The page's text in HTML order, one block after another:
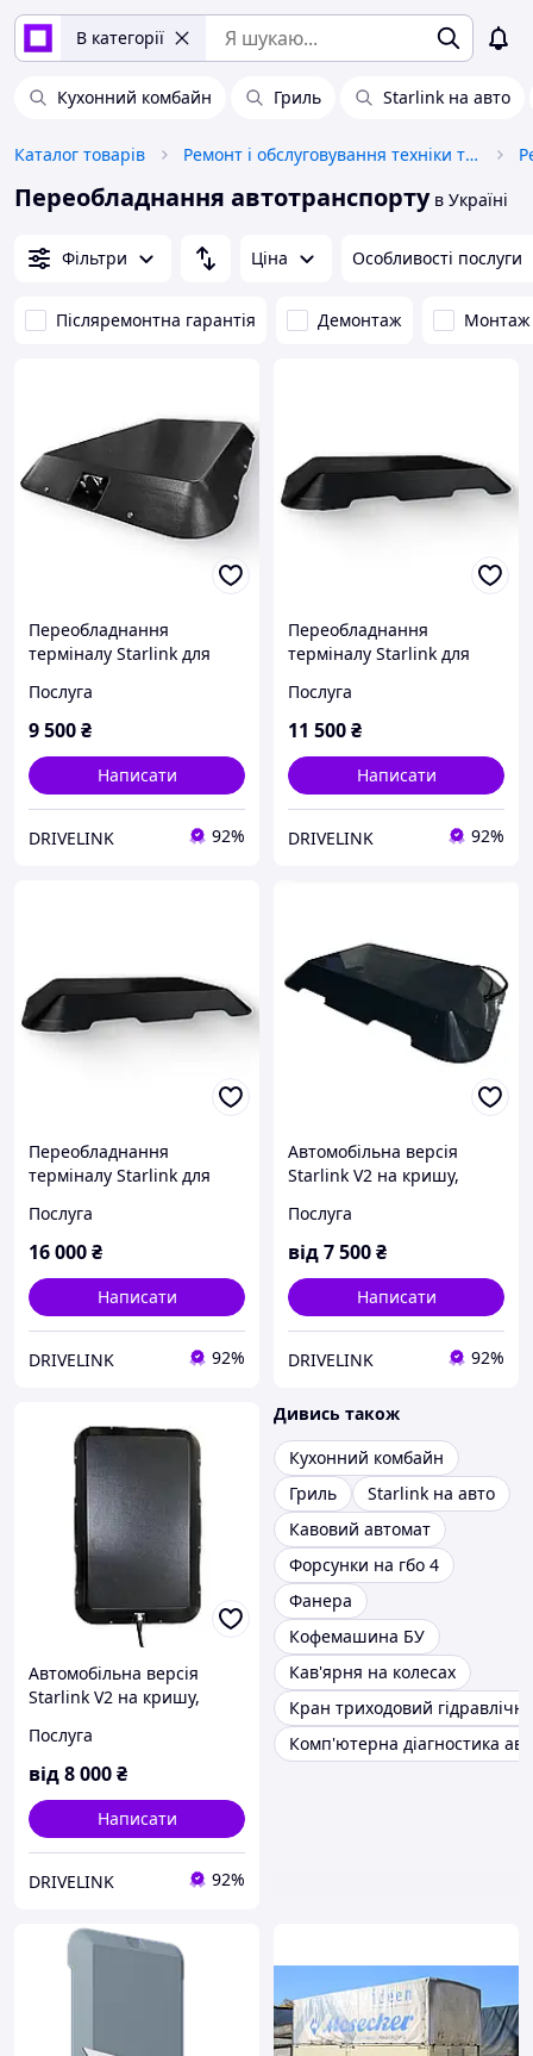
В категорії
Кухонний комбайн Гриль Starlink на авто
Каталог товарів Ремонт і обслуговування техніки та обладнання
Переобладнання автотранспорту в Україні
Фільтри Ціна Особливості послуги
Післяремонтна гарантія Демонтаж Монтаж
Переобладнання
терміналу Starlink для
Послуга
9 500₴
Написати
DRIVELINK 92%
Переобладнання
терміналу Starlink для
Послуга
11 500₴
Написати
DRIVELINK 92%
Переобладнання
терміналу Starlink для
Послуга
16 000₴
Написати
DRIVELINK 92%
Автомобільна версія
Starlink V2 на кришу,
Базовий
Послуга
від7 500₴
Написати
DRIVELINK 92%
Автомобільна версія
Starlink V2 на кришу,
Стандарт
Послуга
від8 000₴
Написати
DRIVELINK 92%
Дивись також
Кухонний комбайн
Гриль
Starlink на авто
Кавовий автомат
Форсунки на гбо 4
Фанера
Кофемашина БУ
Кав'ярня на колесах
Кран триходовий
Комп'ютерна діагностика